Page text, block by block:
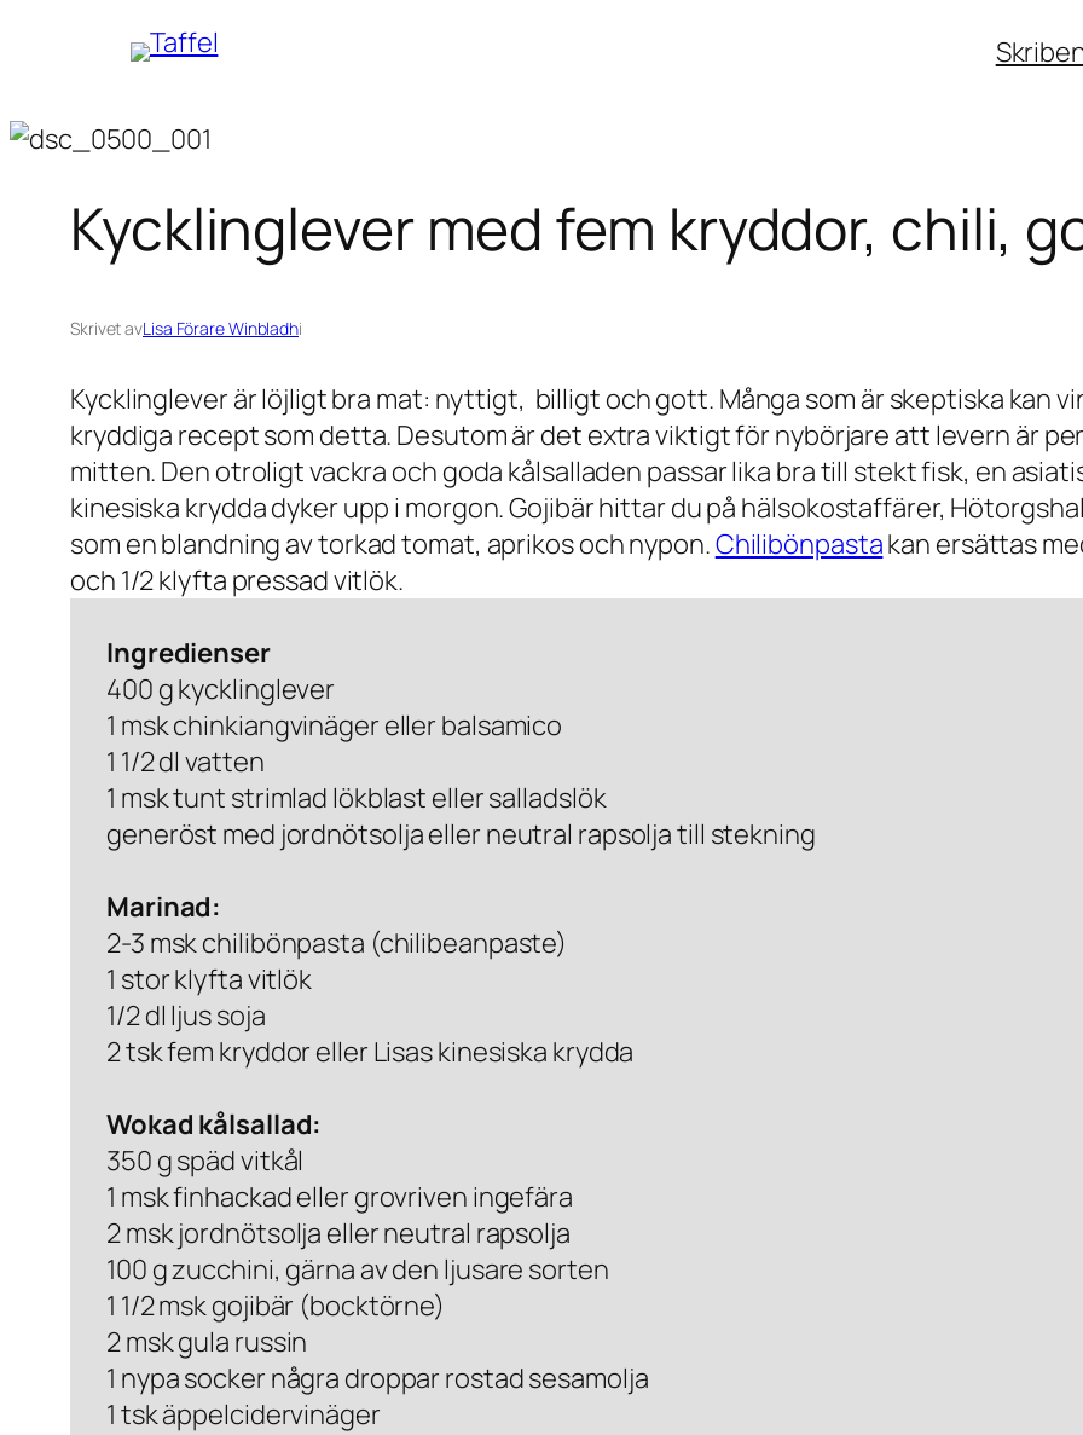
Kycklinglever med fem kryddor, chili,
Skrivet avLisa Förare Winbladhi
Kycklinglever är löjligt bra mat: nyttigt, billigt och gott. Många som är skeptiska kan
kryddiga recept som detta. Desutom är det extra viktigt för nybörjare att levern är
mitten. Den otroligt vackra och goda kålsalladen passar lika bra till stekt fisk, en
kinesiska krydda dyker upp i morgon. Gojibär hittar du på hälsokostaffärer,
som en blandning av torkad tomat, aprikos och nypon.Chilibönpastakan ersättas
och 1/2 klyfta pressad vitlök.
Ingredienser
400 g kycklinglever
1 msk chinkiangvinäger eller balsamico
1 1/2 dl vatten
1 msk tunt strimlad lökblast eller salladslök
generöst med jordnötsolja eller neutral rapsolja till stekning
Marinad:
2-3 msk chilibönpasta (chilibeanpaste)
1 stor klyfta vitlök
1/2 dl ljus soja
2 tsk fem kryddor eller Lisas kinesiska krydda
Wokad kålsallad:
350 g späd vitkål
1 msk finhackad eller grovriven ingefära
2 msk jordnötsolja eller neutral rapsolja
100 g zucchini, gärna av den ljusare sorten
1 1/2 msk gojibär (bocktörne)
2 msk gula russin
1 nypa socker några droppar rostad sesamolja
1 tsk äppelcidervinäger